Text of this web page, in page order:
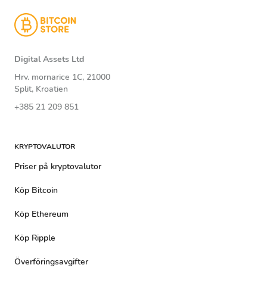
Digital Assets Ltd
Hrv. mornarice 1C, 21000
Split, Kroatien
+385 21 209 851
KRYPTOVALUTOR
Priser på kryptovalutor
Köp Bitcoin
Köp Ethereum
Köp Ripple
Överföringsavgifter